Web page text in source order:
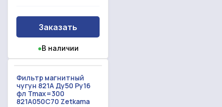
Заказать
●В наличии
Фильтр магнитный
чугун 821А Ду50 Ру16
фл Tmax=300
821A050C70 Zetkama